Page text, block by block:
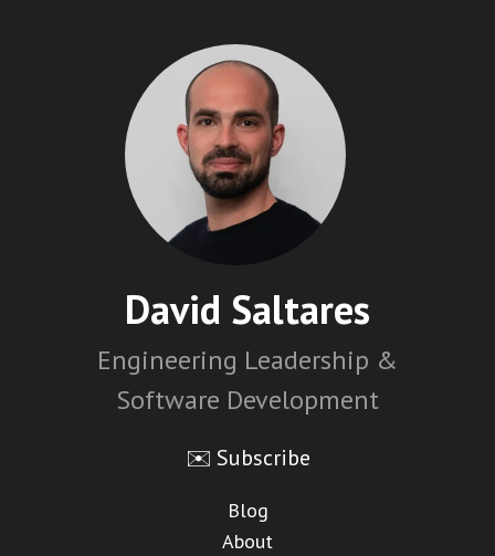
David Saltares
Engineering Leadership &
Software Development
✉️ Subscribe
Blog
About